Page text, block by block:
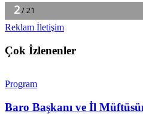
Reklam İletişim
Çok İzlenenler
Program
Baro Başkanı ve İl